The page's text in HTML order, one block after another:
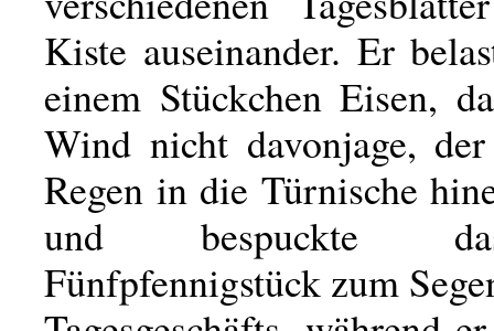
Kiste auseinander. Er
einem Stückchen Eisen,
Wind nicht davonjage,
Regen in die Türnische
und bespuckte
Fünfpfennigstück zum